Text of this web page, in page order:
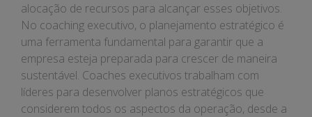
alocação de recursos para alcançar esses objetivos.
No coaching executivo, o planejamento estratégico é
uma ferramenta fundamental para garantir que a
empresa esteja preparada para crescer de maneira
sustentável. Coaches executivos trabalham com
líderes para desenvolver planos estratégicos que
considerem todos os aspectos da operação, desde a